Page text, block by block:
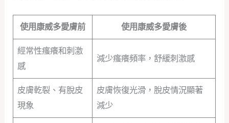
使用康威多愛膚前 使用康威多愛膚後
經常性瘙癢和刺激
感
減少瘙癢頻率，舒緩刺激感
皮膚乾裂、有脫皮
現象
皮膚恢復光滑，脫皮情況顯著
減少